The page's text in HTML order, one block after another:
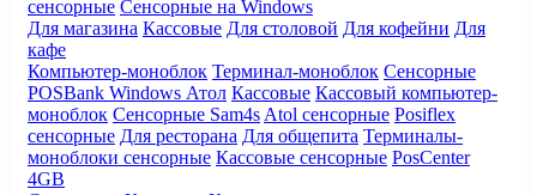
сенсорные Сенсорные на Windows
Для магазина Кассовые Для столовой Для кофейни Для
кафе
Компьютер-моноблок Терминал-моноблок Сенсорные
POSBank Windows Атол Кассовые Кассовый компьютер-
моноблок Сенсорные Sam4s Atol сенсорные Posiflex
сенсорные Для ресторана Для общепита Терминалы-
моноблоки сенсорные Кассовые сенсорные PosCenter
4GB